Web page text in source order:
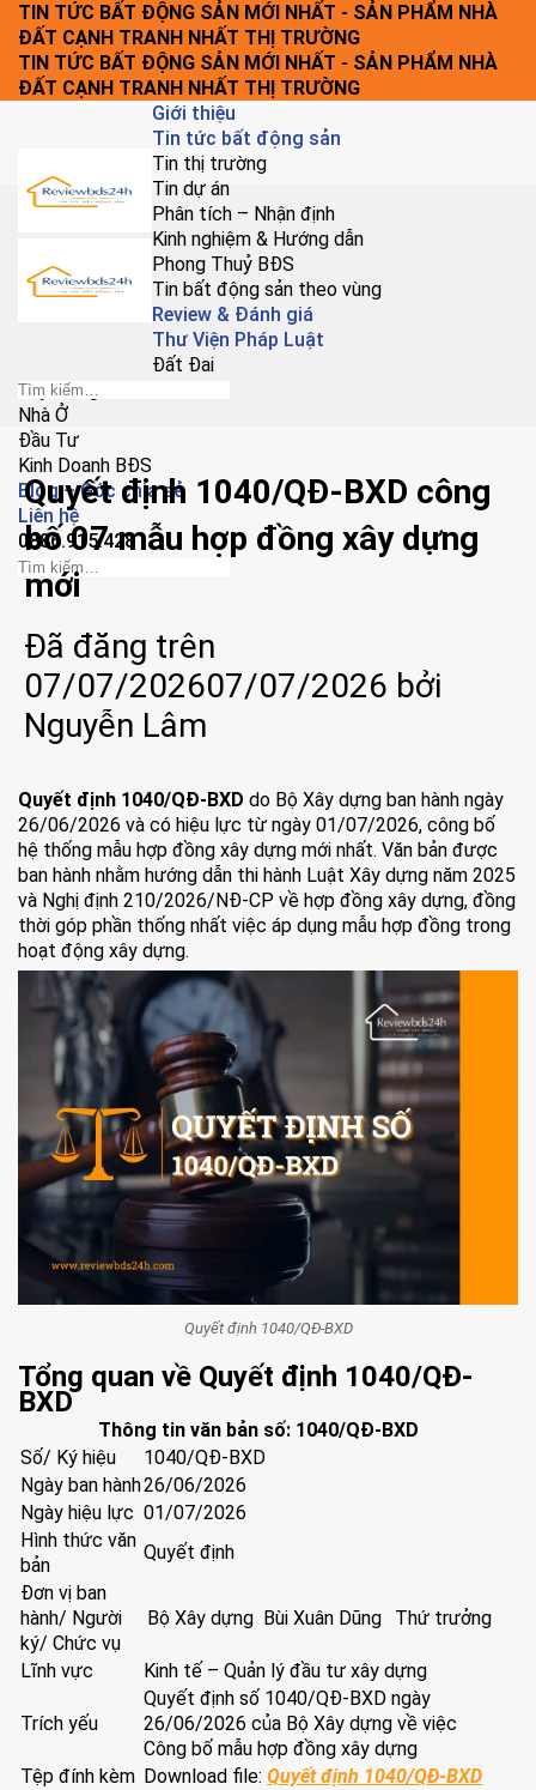
Chuyển
đến
nội
dung
TIN TỨC BẤT ĐỘNG SẢN MỚI NHẤT - SẢN PHẨM NHÀ
ĐẤT CẠNH TRANH NHẤT THỊ TRƯỜNG
TIN TỨC BẤT ĐỘNG SẢN MỚI NHẤT - SẢN PHẨM NHÀ
ĐẤT CẠNH TRANH NHẤT THỊ TRƯỜNG
Giới thiệu
Tin tức bất động sản
Tin thị trường
Tin dự án
Phân tích – Nhận định
Kinh nghiệm & Hướng dẫn
Phong Thuỷ BĐS
Tin bất động sản theo vùng
Review & Đánh giá
Thư Viện Pháp Luật
Đất Đai
Xây Dựng
Nhà Ở
Đầu Tư
Kinh Doanh BĐS
Blog – Góc chia sẻ
Liên hệ
0886.915.428
Quyết định 1040/QĐ-BXD công
bố 07 mẫu hợp đồng xây dựng
mới
Đã đăng trên
07/07/202607/07/2026 bởi
Nguyễn Lâm
Quyết định 1040/QĐ-BXD do Bộ Xây dựng ban hành ngày
26/06/2026 và có hiệu lực từ ngày 01/07/2026, công bố
hệ thống mẫu hợp đồng xây dựng mới nhất. Văn bản được
ban hành nhằm hướng dẫn thi hành Luật Xây dựng năm 2025
và Nghị định 210/2026/NĐ-CP về hợp đồng xây dựng, đồng
thời góp phần thống nhất việc áp dụng mẫu hợp đồng trong
hoạt động xây dựng.
Quyết định 1040/QĐ-BXD
Tổng quan về Quyết định 1040/QĐ-
BXD
Thông tin văn bản số: 1040/QĐ-BXD
Số/ Ký hiệu
1040/QĐ-BXD
Ngày ban hành26/06/2026
Ngày hiệu lực 01/07/2026
Hình thức văn
bản
Quyết định
Đơn vị ban
hành/ Người
ký/ Chức vụ
Bộ Xây dựng Bùi Xuân Dũng Thứ trưởng
Lĩnh vực Kinh tế – Quản lý đầu tư xây dựng
Trích yếu
Quyết định số 1040/QĐ-BXD ngày
26/06/2026 của Bộ Xây dựng về việc
Công bố mẫu hợp đồng xây dựng
Tệp đính kèm Download file: Quyết định 1040/QĐ-BXD